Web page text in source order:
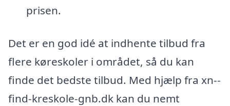
prisen.
Det er en god idé at indhente tilbud fra
flere køreskoler i området, så du kan
finde det bedste tilbud. Med hjælp fra xn--
find-kreskole-gnb.dk kan du nemt